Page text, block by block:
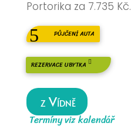
Portorika za 7.735 Kč.
PŮJČENÍ AUTA
REZERVACE UBYTKA
z Vídně
Termíny viz kalendář